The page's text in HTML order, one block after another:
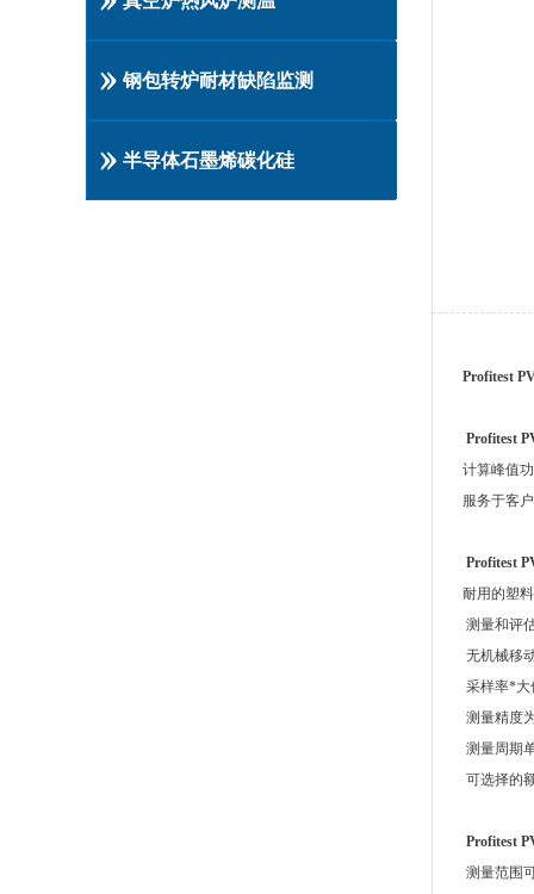
钢包转炉耐材缺陷监测
半导体石墨烯碳化硅
Profitest
Profitest
计算峰值
服务于客
Profitest
耐用的塑
测量和评
无机械移
采样率*大
测量精度
测量周期
可选择的
Profitest
测量范围